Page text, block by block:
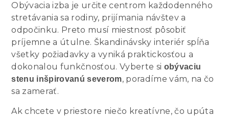
Obývacia izba je určite centrom každodenného
stretávania sa rodiny, prijímania návštev a
odpočinku. Preto musí miestnosť pôsobiť
príjemne a útulne. Škandinávsky interiér spĺňa
všetky požiadavky a vyniká praktickosťou a
dokonalou funkčnosťou. Vyberte si obývaciu
stenu inšpirovanú severom, poradíme vám, na čo
sa zamerať.
Ak chcete v priestore niečo kreatívne, čo upúta